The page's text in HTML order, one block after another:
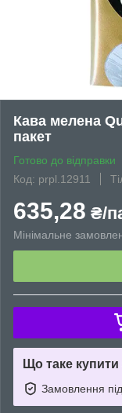
Кава мелена
пакет
Готово до відправки
Код: prpl.12911
635,28 ₴/
Мінімальне
Що таке
Замовлення